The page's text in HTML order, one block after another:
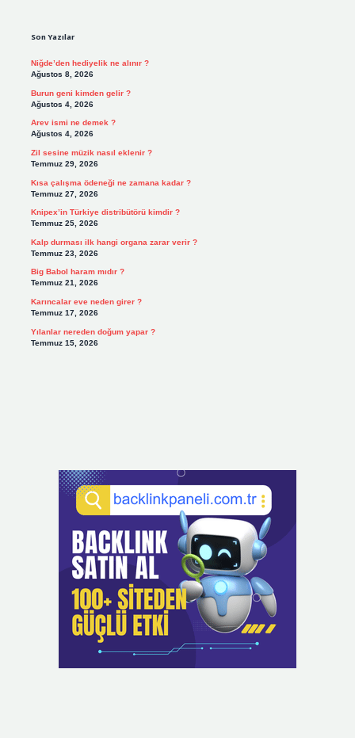
Son Yazılar
Niğde’den hediyelik ne alınır ?
Ağustos 8, 2026
Burun geni kimden gelir ?
Ağustos 4, 2026
Arev ismi ne demek ?
Ağustos 4, 2026
Zil sesine müzik nasıl eklenir ?
Temmuz 29, 2026
Kısa çalışma ödeneği ne zamana kadar ?
Temmuz 27, 2026
Knipex’in Türkiye distribütörü kimdir ?
Temmuz 25, 2026
Kalp durması ilk hangi organa zarar verir ?
Temmuz 23, 2026
Big Babol haram mıdır ?
Temmuz 21, 2026
Karıncalar eve neden girer ?
Temmuz 17, 2026
Yılanlar nereden doğum yapar ?
Temmuz 15, 2026